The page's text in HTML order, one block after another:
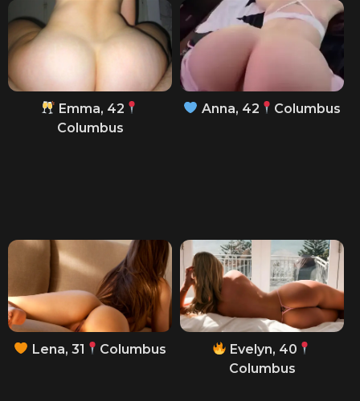
Emma, 42
Columbus
Anna, 42 Columbus
Lena, 31 Columbus
Evelyn, 40
Columbus